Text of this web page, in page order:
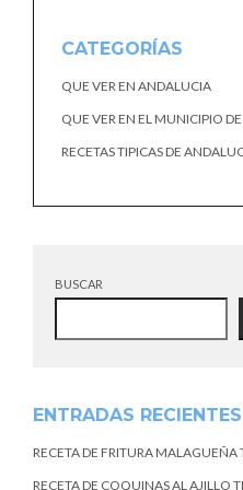
CATEGORÍAS
QUE VER EN ANDALUCIA
QUE VER EN EL MUNICIPIO DE
RECETAS TIPICAS DE
BUSCAR
ENTRADAS RECIENTES
RECETA DE FRITURA
RECETA DE COQUINAS AL AJILLO